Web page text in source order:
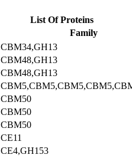
List Of Proteins
Family
CBM34,GH13
CBM48,GH13
CBM48,GH13
CBM50
CBM50
CBM50
CE11
CE4,GH153